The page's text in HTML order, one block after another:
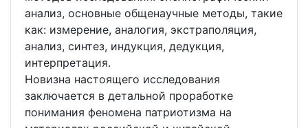
анализ, основные общенаучные методы, такие
как: измерение, аналогия, экстраполяция,
анализ, синтез, индукция, дедукция,
интерпретация.
Новизна настоящего исследования
заключается в детальной проработке
понимания феномена патриотизма на